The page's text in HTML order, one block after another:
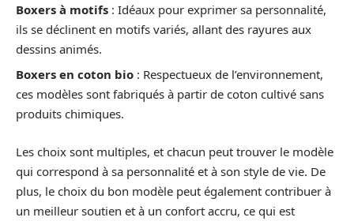
Boxers à motifs : Idéaux pour exprimer sa personnalité,
ils se déclinent en motifs variés, allant des rayures aux
dessins animés.
Boxers en coton bio : Respectueux de l’environnement,
ces modèles sont fabriqués à partir de coton cultivé sans
produits chimiques.
Les choix sont multiples, et chacun peut trouver le modèle
qui correspond à sa personnalité et à son style de vie. De
plus, le choix du bon modèle peut également contribuer à
un meilleur soutien et à un confort accru, ce qui est